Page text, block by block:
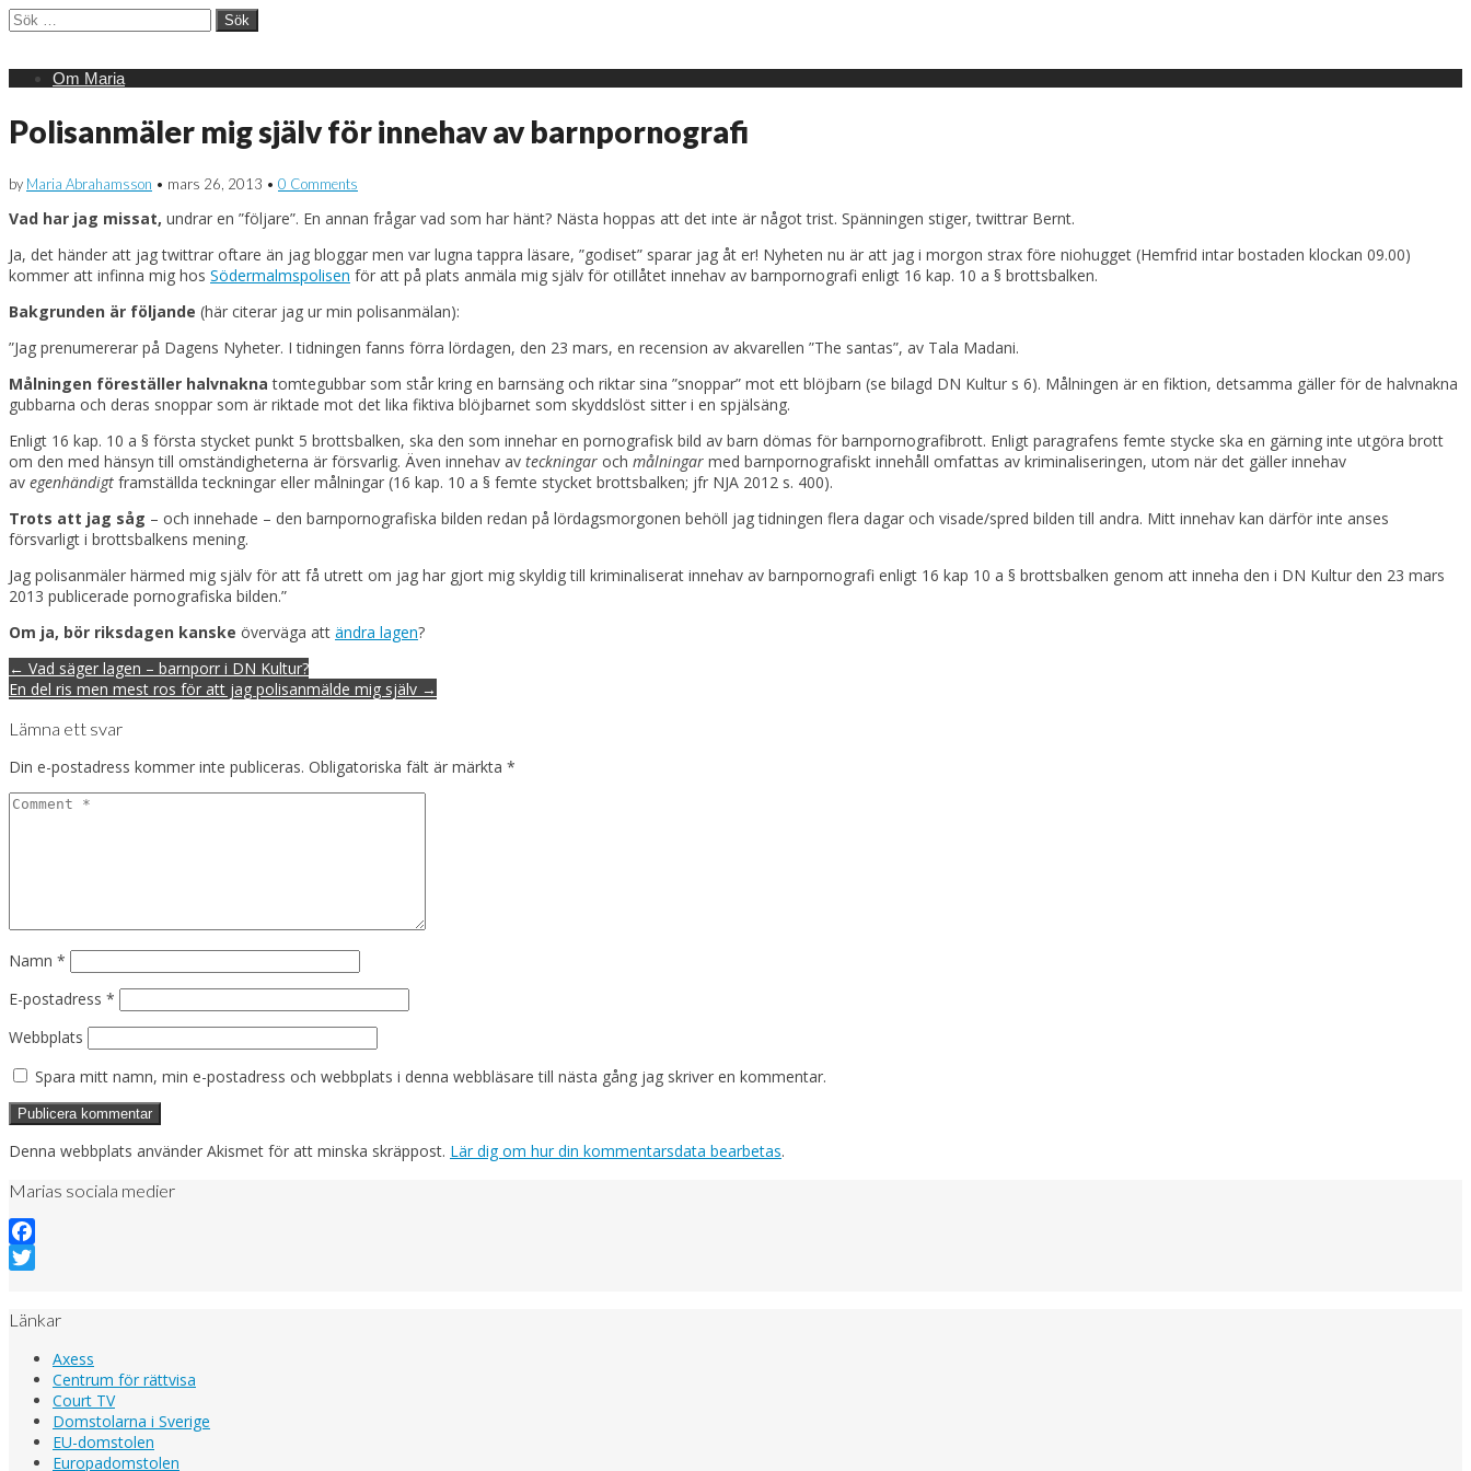
Sök
efter:
Main
Skip
Om Maria
Polisanmäler mig själv för innehav av barnpornografi
by Maria Abrahamsson • mars 26, 2013 • 0 Comments
Vad har jag missat, undrar en ”följare”. En annan frågar vad som har hänt? Nästa hoppas att det inte är något trist. Spänningen stiger, twittrar Bernt.
Ja, det händer att jag twittrar oftare än jag bloggar men var lugna tappra läsare, ”godiset” sparar jag åt er! Nyheten nu är att jag i morgon strax före niohugget (Hemfrid intar bostaden klockan 09.00)
kommer att infinna mig hos Södermalmspolisen för att på plats anmäla mig själv för otillåtet innehav av barnpornografi enligt 16 kap. 10 a § brottsbalken.
Bakgrunden är följande (här citerar jag ur min polisanmälan):
”Jag prenumererar på Dagens Nyheter. I tidningen fanns förra lördagen, den 23 mars, en recension av akvarellen ”The santas”, av Tala Madani.
Målningen föreställer halvnakna tomtegubbar som står kring en barnsäng och riktar sina ”snoppar” mot ett blöjbarn (se bilagd DN Kultur s 6). Målningen är en fiktion, detsamma gäller för de halvnakna
gubbarna och deras snoppar som är riktade mot det lika fiktiva blöjbarnet som skyddslöst sitter i en spjälsäng.
Enligt 16 kap. 10 a § första stycket punkt 5 brottsbalken, ska den som innehar en pornografisk bild av barn dömas för barnpornografibrott. Enligt paragrafens femte stycke ska en gärning inte utgöra brott
om den med hänsyn till omständigheterna är försvarlig. Även innehav av teckningar och målningar med barnpornografiskt innehåll omfattas av kriminaliseringen, utom när det gäller innehav
av egenhändigt framställda teckningar eller målningar (16 kap. 10 a § femte stycket brottsbalken; jfr NJA 2012 s. 400).
Trots att jag såg – och innehade – den barnpornografiska bilden redan på lördagsmorgonen behöll jag tidningen flera dagar och visade/spred bilden till andra. Mitt innehav kan därför inte anses
försvarligt i brottsbalkens mening.
Jag polisanmäler härmed mig själv för att få utrett om jag har gjort mig skyldig till kriminaliserat innehav av barnpornografi enligt 16 kap 10 a § brottsbalken genom att inneha den i DN Kultur den 23 mars
2013 publicerade pornografiska bilden.”
Om ja, bör riksdagen kanske överväga att ändra lagen?
Post
navigation
← Vad säger lagen – barnporr i DN Kultur?
En del ris men mest ros för att jag polisanmälde mig själv →
Lämna ett svar
Din e-postadress kommer inte publiceras. Obligatoriska fält är märkta *
Namn *
E-postadress *
Webbplats
Spara mitt namn, min e-postadress och webbplats i denna webbläsare till nästa gång jag skriver en kommentar.
Denna webbplats använder Akismet för att minska skräppost. Lär dig om hur din kommentarsdata bearbetas.
Marias sociala medier
Facebook
Länkar
Axess
Centrum för rättvisa
Court TV
Domstolarna i Sverige
EU-domstolen
Europadomstolen